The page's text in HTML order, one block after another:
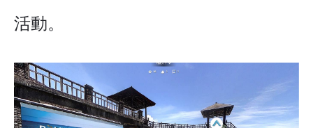
活動。